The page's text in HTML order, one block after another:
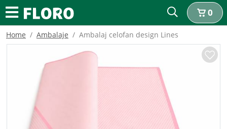
0
Home Ambalaje Ambalaj celofan design Lines